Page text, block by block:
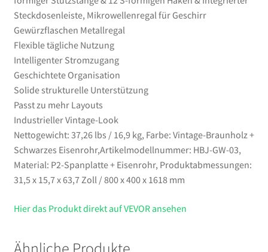
für
Geschirr
Gewürzflaschen
Metallregal
Menge
Steckdosenleiste, Mikrowellenregal für Geschirr
Gewürzflaschen Metallregal
Flexible tägliche Nutzung
Intelligenter Stromzugang
Geschichtete Organisation
Solide strukturelle Unterstützung
Passt zu mehr Layouts
Industrieller Vintage-Look
Nettogewicht: 37,26 lbs / 16,9 kg, Farbe: Vintage-Braunholz +
Schwarzes Eisenrohr,Artikelmodellnummer: HBJ-GW-03,
Material: P2-Spanplatte + Eisenrohr, Produktabmessungen:
31,5 x 15,7 x 63,7 Zoll / 800 x 400 x 1618 mm
Hier das Produkt direkt auf VEVOR ansehen